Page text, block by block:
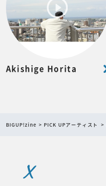
Akishige Horita
BIGUP!zine PICK UPアーティスト
X